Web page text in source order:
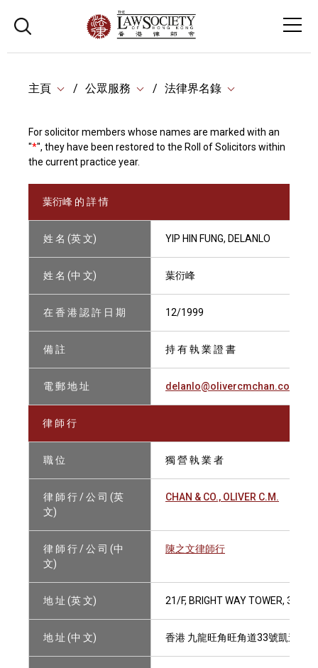
主頁 公眾服務 法律界名錄
For solicitor members whose names are marked with an
"*", they have been restored to the Roll of Solicitors within
the current practice year.
葉衍峰 的 詳 情
姓 名 (英 文) YIP HIN FUNG, DELANLO
姓 名 (中 文) 葉衍峰
在 香 港 認 許 日 期 12/1999
備 註 持 有 執 業 證 書
電 郵 地 址 delanlo@olivercmchan.com
律 師 行
職 位 獨 營 執 業 者
律 師 行 / 公 司 (英
文)
CHAN & CO., OLIVER C.M.
律 師 行 / 公 司 (中
文)
陳之文律師行
地 址 (英 文) 21/F, BRIGHT WAY TOWER, 33
地 址 (中 文) 香港 九龍旺角旺角道33號凱途發